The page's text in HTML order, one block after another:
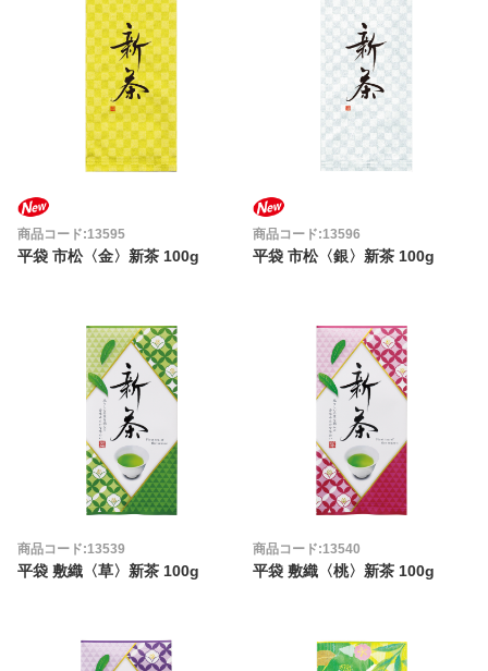
商品コード:13595
平袋 市松〈金〉新茶 100g
商品コード:13596
平袋 市松〈銀〉新茶 100g
商品コード:13539
平袋 敷織〈草〉新茶 100g
商品コード:13540
平袋 敷織〈桃〉新茶 100g